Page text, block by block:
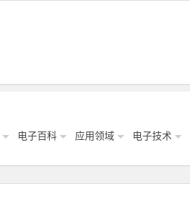
电子百科 应用领域 电子技术